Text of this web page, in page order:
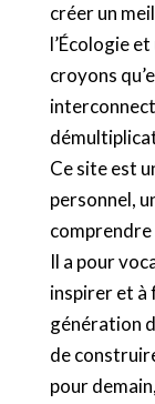
créer un
l’Écologie
croyons
Ce site est
personnel,
comprendre
Il a pour
inspirer et à
génération
de
pour